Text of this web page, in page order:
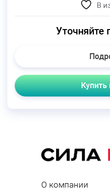
В
Уточняйте
Купить
О компании